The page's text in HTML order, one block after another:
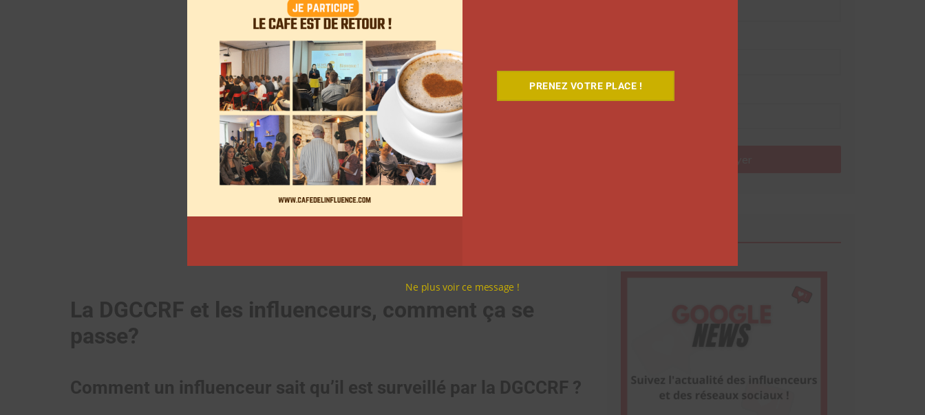
La DGCCRF et les influenceurs, comment ça se
passe?
Comment un influenceur sait qu’il est surveillé par la DGCCRF ?
PRENEZ VOTRE PLACE !
Ne plus voir ce message !